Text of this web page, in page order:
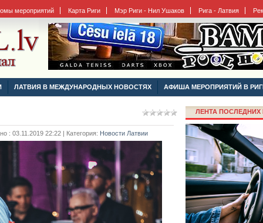
мероприятий Карта Риги Мэр Риги - Нил Ушаков Рига - Латвия
ЛАТВИЯ В МЕЖДУНАРОДНЫХ НОВОСТЯХ АФИША МЕРОПРИЯТИЙ В
: 03.11.2019 22:22 | Категория: Новости Латвии
ЛЕНТА
Фестиваль
перенесен